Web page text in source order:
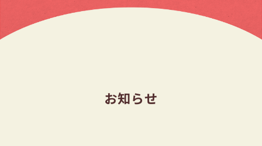
お知らせ